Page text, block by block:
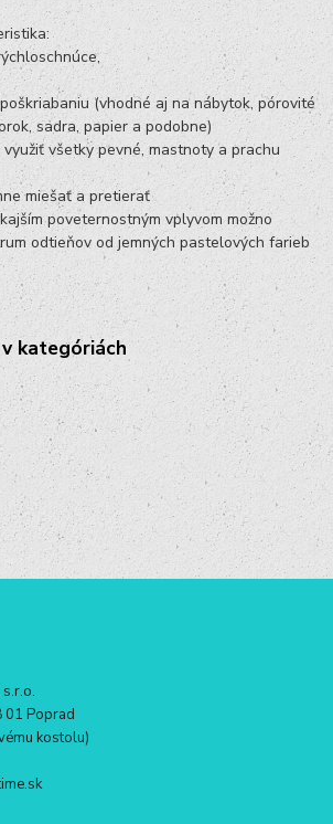
(vhodné aj na nábytok, pórovité
sadra, papier a podobne)
všetky pevné, mastnoty a prachu
miešať a pretierať
poveternostným vplyvom možno
odtieňov od jemných pastelových farieb
kategóriách
01 Poprad
kostolu)